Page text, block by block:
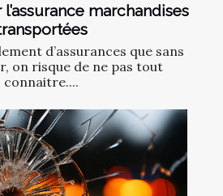
marchandises
d’assurances que sans
on risque de ne pas tout
connaitre....